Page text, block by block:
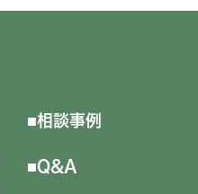
相談事例
Q&A